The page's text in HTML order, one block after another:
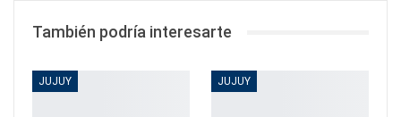
También podría interesarte
JUJUY JUJUY